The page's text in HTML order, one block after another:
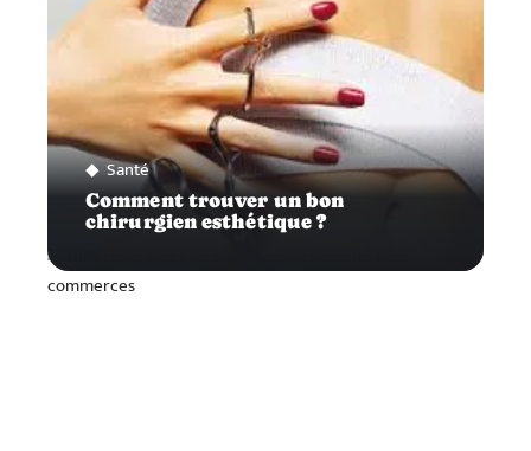
Santé
Comment trouver un bon
chirurgien esthétique ?